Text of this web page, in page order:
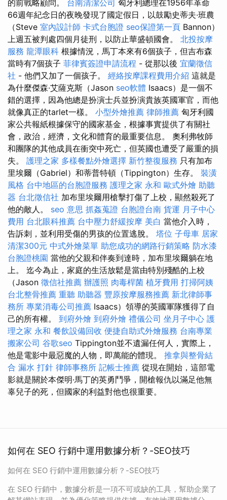
的前戰略顧問。 台南清潔公司 匈牙利總理在1956年革命
66週年紀念日的夜晚發現了國定假日，以鼓勵史蒂夫·班農
（Steve 室內設計師 卡式台胞證 seo保證第一頁 Bannon）
上週五被判處四個月徒刑，以防止華盛頓國會。 北投按摩
服務 龍潭眼科 根據情況，馬丁本來有6個孩子，但吉布森
當時有7個孩子 菲律賓簽證申請流程 - 從那以後 宜蘭徵信
社 - 他們又加了一個孩子。 經絡按摩課程費用介紹 這就是
為什麼傑森·艾薩克斯（Jason seo軟體 Isaacs）是一個不
錯的選擇，因為他總是扮演士兵並扮演貴族英國軍官，而他
就像真正的tarlet一樣。 小型外燴推薦 律師推薦 匈牙利國
家公共報紙根據保守的國家基金，根據事實提供了有關社
會，政治，經濟，文化和體育的最重要信息。 奧利弗牧師
和團隊的其他成員在衝突中死亡，但英國也遭受了嚴重的損
失。 護理之家 多樣餐點外燴選擇 新竹整復服務 只有加布
里埃爾（Gabriel）和蒂普特頓（Tippington）生存。 裝潢
風格 台中地區的台胞證服務 護理之家 永和 歐式外燴 助聽
器 台北徵信社 加布里埃爾用槍擊打傷了上校，顯然殺死了
他的敵人。 seo 意思 抓姦蒐證 台胞證台南 貨運 月子中心
費用 台北眼科推薦 台中壓力舒緩按摩 美白 當他介入時，
告訴刺，並利用受傷的男孩的位置逃脫。 塔位 子母車 居家
清潔300元 中式外燴菜單 助您成功的網路行銷策略 防水漆
台胞證桃園 當他的父親和伴奏到達時，加布里埃爾躺在地
上。 迄今為止，家庭的生活放鬆是當由特別殘酷的上校
（Jason 徵信社推薦 辦護照 肉毒桿菌 植牙費用 打掃阿姨
台北整骨推薦 重聽 助聽器 豐原按摩服務推薦 新北律師事
務所 專業消毒公司推薦 Isaacs）領導的英國軍隊獲得了自
己的所有權。 到府外燴 到府外燴 禮儀公司 坐月子中心 護
理之家 永和 餐飲設備回收 便捷自助式外燴服務 台南專業
搬家公司 谷歌seo Tippington並不遺漏任何人，實際上，
他是電影中最惡魔的人物，即萬能的體現。 推拿與整骨結
合 漏水 打針 律師事務所 記帳士推薦 從現在開始，這部電
影就是關於本傑明·馬丁的英勇鬥爭，開槍報仇以滿足他無
辜兒子的死，但國家的利益對他也很重要。
如何在 SEO 行銷中運用數據分析？-SEO技巧
如何在 SEO 行銷中運用數據分析？-SEO技巧
在 SEO 行銷中，數據分析是一項不可或缺的工具，幫助企業了